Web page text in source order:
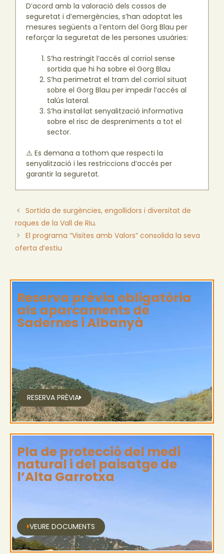
D’acord amb la valoració dels cossos de
seguretat i d’emergències, s’han adoptat les
mesures següents a l’entorn del Gorg Blau per
reforçar la seguretat de les persones usuàries:
S’ha restringit l’accés al corriol sense
sortida que hi ha sobre el Gorg Blau
S’ha perimetrat el tram del corriol situat
sobre el Gorg Blau per impedir l’accés al
talús lateral.
S’ha instal·lat senyalització informativa
sobre el risc de despreniments a tot el
sector.
⚠️ Es demana a tothom que respecti la
senyalització i les restriccions d’accés per
garantir la seguretat.
Sortida de surgències, engollidors i diversitat de
roques de la Vall de Riu.
El programa “Visites amb Valors” consolida la seva
oferta d’estiu
Reserva prèvia obligatòria
als aparcaments de
Sadernes i Albanyà
RESERVA PRÈVIA
Pla de protecció del medi
natural i del paisatge de
l’Alta Garrotxa
VEURE DOCUMENTS